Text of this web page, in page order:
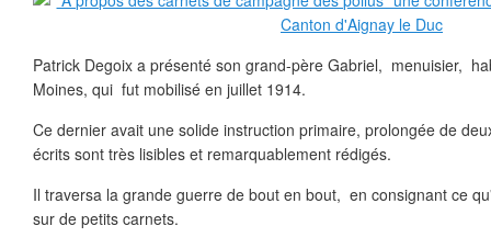
Patrick Degoix a présenté son grand-père Gabriel, menuisier,
Moines, qui fut mobilisé en juillet 1914.
Ce dernier avait une solide instruction primaire, prolongée de
écrits sont très lisibles et remarquablement rédigés.
Il traversa la grande guerre de bout en bout, en consignant ce
sur de petits carnets.